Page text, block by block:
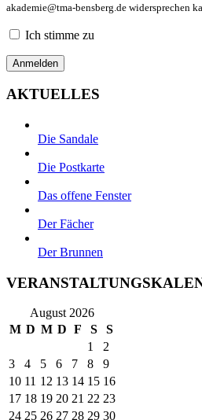
akademie@tma-bensberg.de widersprechen
Ich stimme zu
AKTUELLES
Die Sandale
Die Postkarte
Das offene Fenster
Der Fächer
Der Brunnen
August 2026
M D M D F S S
1
2
3
4 5 6 7 8
9
10 11 12 13 14 15 16
17 18 19 20 21 22 23
24 25 26 27 28 29 30